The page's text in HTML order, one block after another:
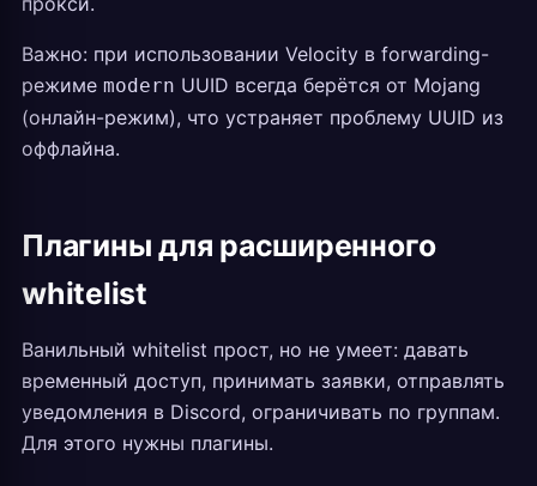
Важно: при использовании Velocity в forwarding-
режиме modern UUID всегда берётся от Mojang
(онлайн-режим), что устраняет проблему UUID из
оффлайна.
Плагины для расширенного
whitelist
Ванильный whitelist прост, но не умеет: давать
временный доступ, принимать заявки, отправлять
уведомления в Discord, ограничивать по группам.
Для этого нужны плагины.